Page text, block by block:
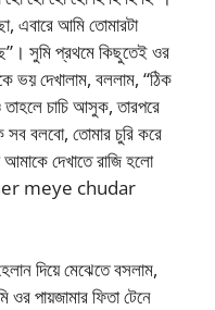
এবারে আমি তোমারটা
সুমি প্রথমে কিছুতেই ওর
ভয় দেখালাম, বললাম, “ঠিক
চাচি আসুক, তারপরে
সব বলবো, তোমার চুরি করে
দেখাতে রাজি হলো
meye chudar
দিয়ে মেঝেতে বসলাম,
ওর পায়জামার ফিতা টেনে